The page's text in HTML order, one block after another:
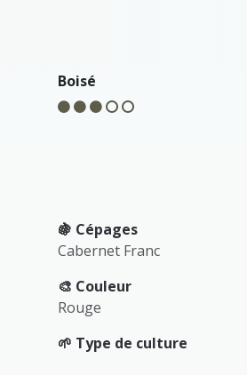
Boisé
🍇 Cépages
Cabernet Franc
🎨 Couleur
Rouge
🌱 Type de culture